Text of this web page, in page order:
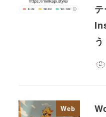
う
Web